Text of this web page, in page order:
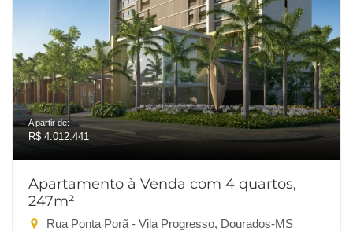
A partir de:
R$ 4.012.441
Apartamento à Venda com 4 quartos,
247m²
Rua Ponta Porã - Vila Progresso, Dourados-MS